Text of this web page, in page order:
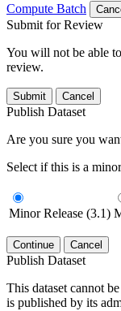
Compute Batch
Submit for Review
You will not be able
review.
Submit Cancel
Publish Dataset
Are you sure you
Select if this is a
Minor Release (3.1)
Continue Cancel
Publish Dataset
This dataset cannot
is published by its